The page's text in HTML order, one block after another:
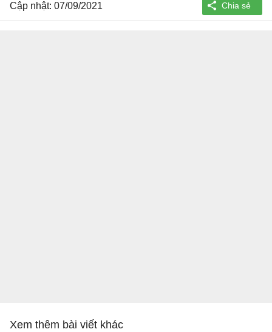
Cập nhật: 07/09/2021
Xem thêm bài viết khác